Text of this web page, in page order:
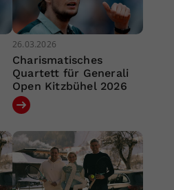
26.03.2026
Charismatisches
Quartett für Generali
Open Kitzbühel 2026